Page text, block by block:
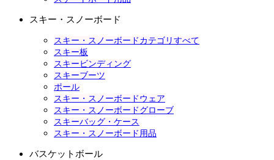
スキー・スノーボード
スキー・スノーボードカテゴリすべて
スキー板
スキービンディング
スキーブーツ
ポール
スキー・スノーボードウェア
スキー・スノーボードグローブ
スキーバッグ・ケース
スキー・スノーボード用品
バスケットボール